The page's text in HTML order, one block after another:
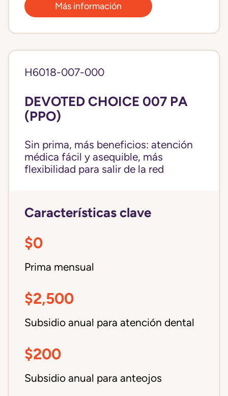
Más información
H6018-007-000
DEVOTED CHOICE 007 PA
(PPO)
Sin prima, más beneficios: atención
médica fácil y asequible, más
flexibilidad para salir de la red
Características clave
$0
Prima mensual
$2,500
Subsidio anual para atención dental
$200
Subsidio anual para anteojos